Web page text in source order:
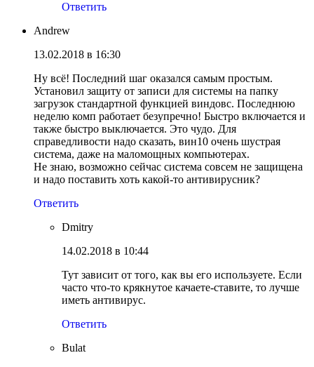
Ответить
Andrew
13.02.2018 в 16:30
Ну всё! Последний шаг оказался самым простым.
Установил защиту от записи для системы на папку
загрузок стандартной функцией виндовс. Последнюю
неделю комп работает безупречно! Быстро включается и
также быстро выключается. Это чудо. Для
справедливости надо сказать, вин10 очень шустрая
система, даже на маломощных компьютерах.
Не знаю, возможно сейчас система совсем не защищена
и надо поставить хоть какой-то антивирусник?
Ответить
Dmitry
14.02.2018 в 10:44
Тут зависит от того, как вы его используете. Если
часто что-то крякнутое качаете-ставите, то лучше
иметь антивирус.
Ответить
Bulat